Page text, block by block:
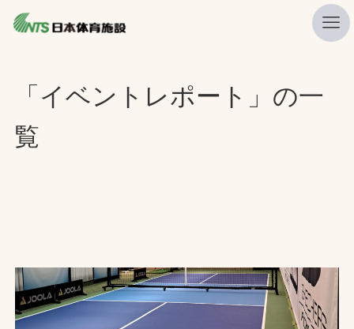
ニュース
プレスリリース
会社概要
採用情報
「イベントレポート」の一
覧